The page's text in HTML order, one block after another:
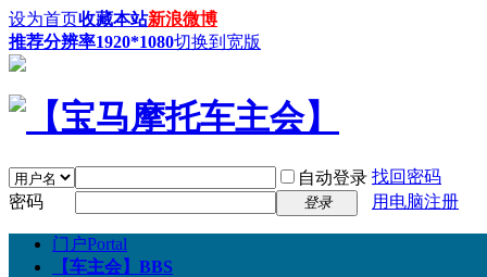
设为首页收藏本站新浪微博
推荐分辨率1920*1080切换到宽版
自动登录 找回密码
密码
登录 用电脑注册
门户Portal
【车主会】 BBS